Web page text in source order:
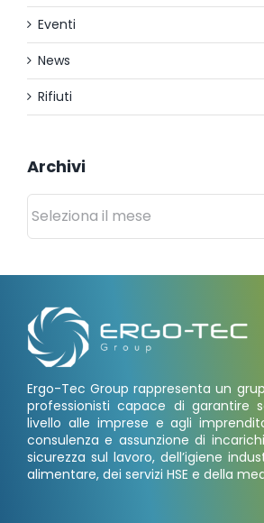
Eventi
News
Rifiuti
Archivi
Archivi
Ergo-Tec Group rappresenta un
professionisti capace di garantire
livello alle imprese e agli
consulenza e assunzione di
sicurezza sul lavoro, dell’igiene
alimentare, dei servizi HSE e della